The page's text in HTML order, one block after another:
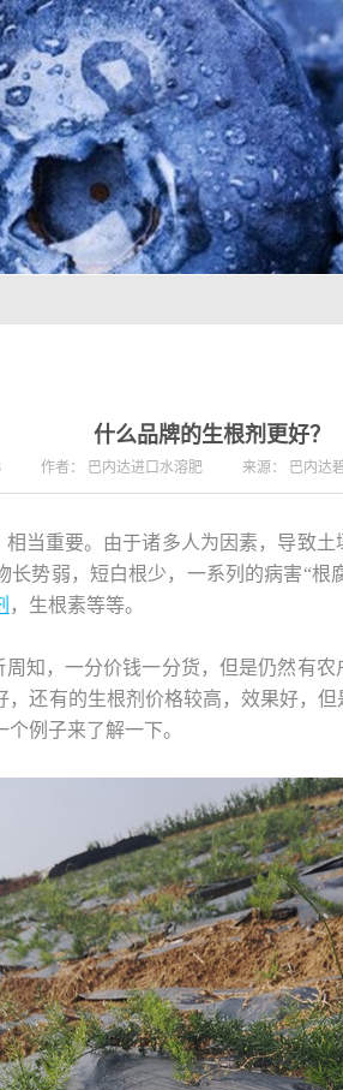
什么品牌的生根剂更好？
作者： 巴内达进口水溶肥 来源： 巴内达
当重要。由于诸多人为因素，导致
势弱，短白根少，一系列的病害“根
，生根素等等。
知，一分价钱一分货，但是仍然有
还有的生根剂价格较高，效果好，
例子来了解一下。